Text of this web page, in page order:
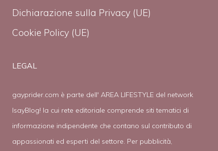
Dichiarazione sulla Privacy (UE)
Cookie Policy (UE)
LEGAL
gayprider.com è parte dell' AREA LIFESTYLE del network
IsayBlog! la cui rete editoriale comprende siti tematici di
informazione indipendente che contano sul contributo di
appassionati ed esperti del settore. Per pubblicità,